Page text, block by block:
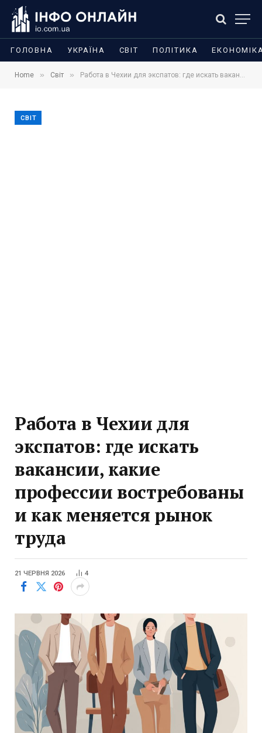
ГОЛОВНА УКРАЇНА СВІТ ПОЛІТИКА
Home » Світ » Работа в Чехии для экспатов: где искать вакансии, какие профессии востребованы и как меняется рынок труда
СВІТ
Работа в Чехии для
экспатов: где искать
вакансии, какие
профессии востребованы
и как меняется рынок
труда
21 ЧЕРВНЯ 2026 4